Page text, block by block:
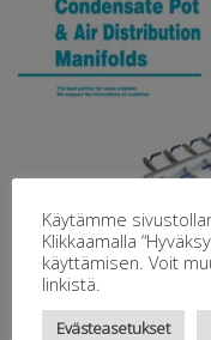
Käytämme
Klikkaamalla
käyttämisen. Voit
linkistä.
Evästeasetukset